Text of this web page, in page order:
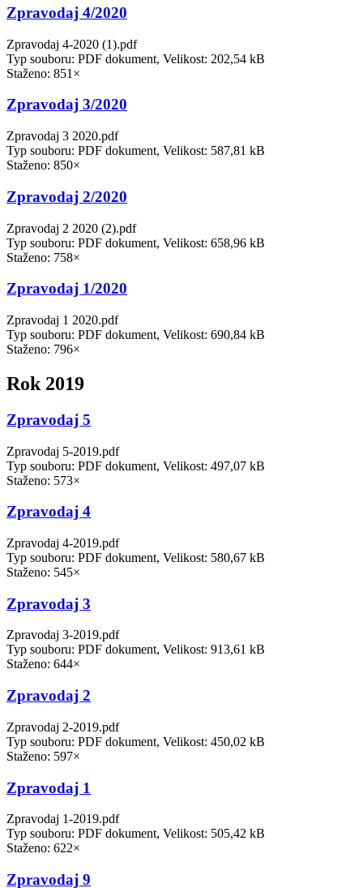
Zpravodaj 4/2020
Zpravodaj 4-2020 (1).pdf
Typ souboru: PDF dokument, Velikost: 202,54 kB
Staženo: 851×
Zpravodaj 3/2020
Zpravodaj 3 2020.pdf
Typ souboru: PDF dokument, Velikost: 587,81 kB
Staženo: 850×
Zpravodaj 2/2020
Zpravodaj 2 2020 (2).pdf
Typ souboru: PDF dokument, Velikost: 658,96 kB
Staženo: 758×
Zpravodaj 1/2020
Zpravodaj 1 2020.pdf
Typ souboru: PDF dokument, Velikost: 690,84 kB
Staženo: 796×
Rok 2019
Zpravodaj 5
Zpravodaj 5-2019.pdf
Typ souboru: PDF dokument, Velikost: 497,07 kB
Staženo: 573×
Zpravodaj 4
Zpravodaj 4-2019.pdf
Typ souboru: PDF dokument, Velikost: 580,67 kB
Staženo: 545×
Zpravodaj 3
Zpravodaj 3-2019.pdf
Typ souboru: PDF dokument, Velikost: 913,61 kB
Staženo: 644×
Zpravodaj 2
Zpravodaj 2-2019.pdf
Typ souboru: PDF dokument, Velikost: 450,02 kB
Staženo: 597×
Zpravodaj 1
Zpravodaj 1-2019.pdf
Typ souboru: PDF dokument, Velikost: 505,42 kB
Staženo: 622×
Zpravodaj 9